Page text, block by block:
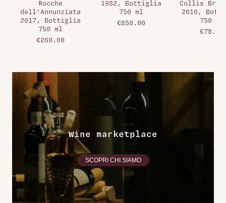
Rocche
dell'Annunziata
2017, Bottiglia
750 ml
€269.00
1982, Bottiglia
750 ml
€850.00
Collis
2016,
750 ml
€78.00
Wine marketplace
SCOPRI CHI SIAMO